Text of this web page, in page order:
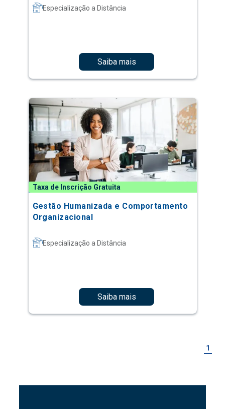
Especialização a Distância
Saiba mais
Taxa de Inscrição Gratuita
Gestão Humanizada e Comportamento
Organizacional
Especialização a Distância
Saiba mais
1